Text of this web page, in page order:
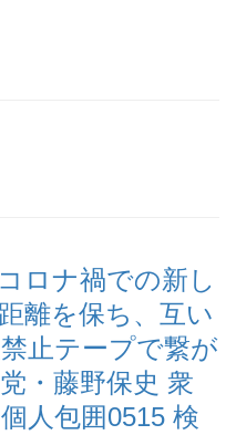
ロナ禍での新し
離を保ち、互い
止テープで繋が
・藤野保史 衆
人包囲0515 検